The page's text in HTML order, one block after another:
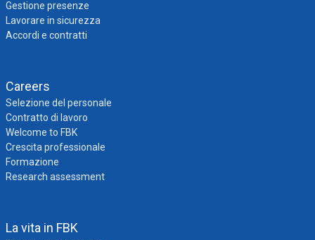
Gestione presenze
Lavorare in sicurezza
Accordi e contratti
Careers
Selezione del personale
Contratto di lavoro
Welcome to FBK
Crescita professionale
Formazione
Research assessment
La vita in FBK